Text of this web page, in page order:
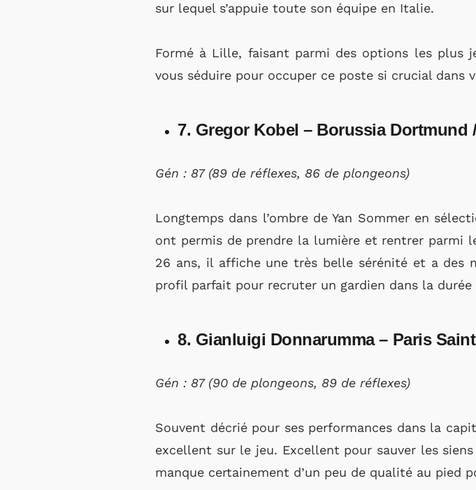
sur lequel s’appuie toute son équipe en Italie.
Formé à Lille, faisant parmi des options les plus
vous séduire pour occuper ce poste si crucial dans
7. Gregor Kobel – Borussia Dortmund
Gén : 87 (89 de réflexes, 86 de plongeons)
Longtemps dans l’ombre de Yan Sommer en
ont permis de prendre la lumière et rentrer parmi
26 ans, il affiche une très belle sérénité et a des
profil parfait pour recruter un gardien dans la
8. Gianluigi Donnarumma – Paris
Gén : 87 (90 de plongeons, 89 de réflexes)
Souvent décrié pour ses performances dans la
excellent sur le jeu. Excellent pour sauver les
manque certainement d’un peu de qualité au pied